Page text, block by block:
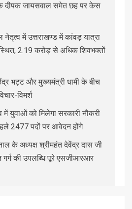
दीपक जायसवाल समेत छह पर केस
में उत्तराखण्ड में कांवड़ यात्रा
2.19 करोड़ से अधिक शिवभक्तों
भट्ट और मुख्यमंत्री धामी के बीच
विमर्श
में युवाओं को मिलेगा सरकारी नौकरी
2477 पदों पर आवेदन होंगे
के अध्यक्ष श्रीमहंत देवेंद्र दास जी
की उपलब्धि पूरे एसजीआरआर